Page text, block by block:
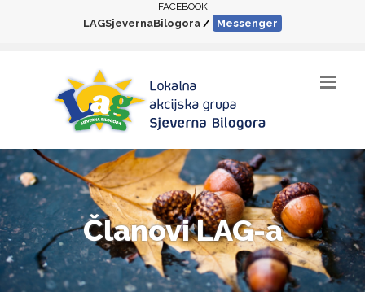
FACEBOOK
LAGSjevernaBilogora / Messenger
Članovi LAG-a